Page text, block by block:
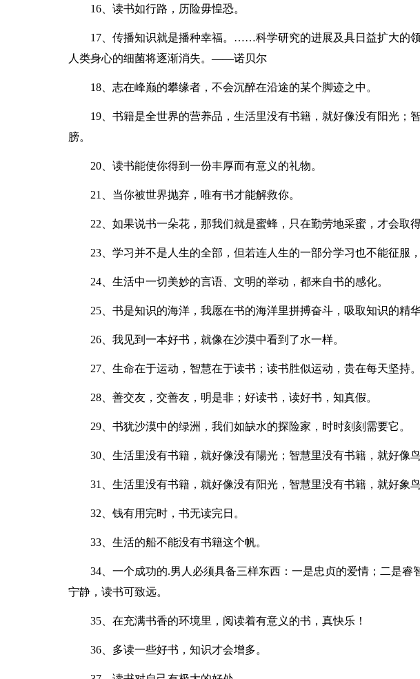
16、读书如行路，历险毋惶恐。
17、传播知识就是播种幸福。……科学研究的进展及具日益扩大的
人类身心的细菌将逐渐消失。——诺贝尔
18、志在峰巅的攀缘者，不会沉醉在沿途的某个脚迹之中。
19、书籍是全世界的营养品，生活里没有书籍，就好像没有阳光；
膀。
20、读书能使你得到一份丰厚而有意义的礼物。
21、当你被世界抛弃，唯有书才能解救你。
22、如果说书一朵花，那我们就是蜜蜂，只在勤劳地采蜜，才会取得
23、学习并不是人生的全部，但若连人生的一部分学习也不能征服
24、生活中一切美妙的言语、文明的举动，都来自书的感化。
25、书是知识的海洋，我愿在书的海洋里拼搏奋斗，吸取知识的精
26、我见到一本好书，就像在沙漠中看到了水一样。
27、生命在于运动，智慧在于读书；读书胜似运动，贵在每天坚持。
28、善交友，交善友，明是非；好读书，读好书，知真假。
29、书犹沙漠中的绿洲，我们如缺水的探险家，时时刻刻需要它。
30、生活里没有书籍，就好像没有陽光；智慧里没有书籍，就好像鸟
31、生活里没有书籍，就好像没有阳光，智慧里没有书籍，就好象鸟
32、钱有用完时，书无读完日。
33、生活的船不能没有书籍这个帆。
34、一个成功的.男人必须具备三样东西：一是忠贞的爱情；二是睿
宁静，读书可致远。
35、在充满书香的环境里，阅读着有意义的书，真快乐！
36、多读一些好书，知识才会增多。